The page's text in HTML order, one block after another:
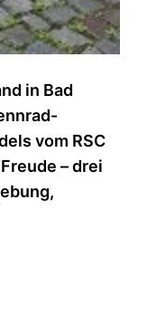
in Bad
vom RSC
– drei